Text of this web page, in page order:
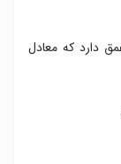
ملی بریتانیا بیش از ۲۴.۵ متر عمق دارد که معادل